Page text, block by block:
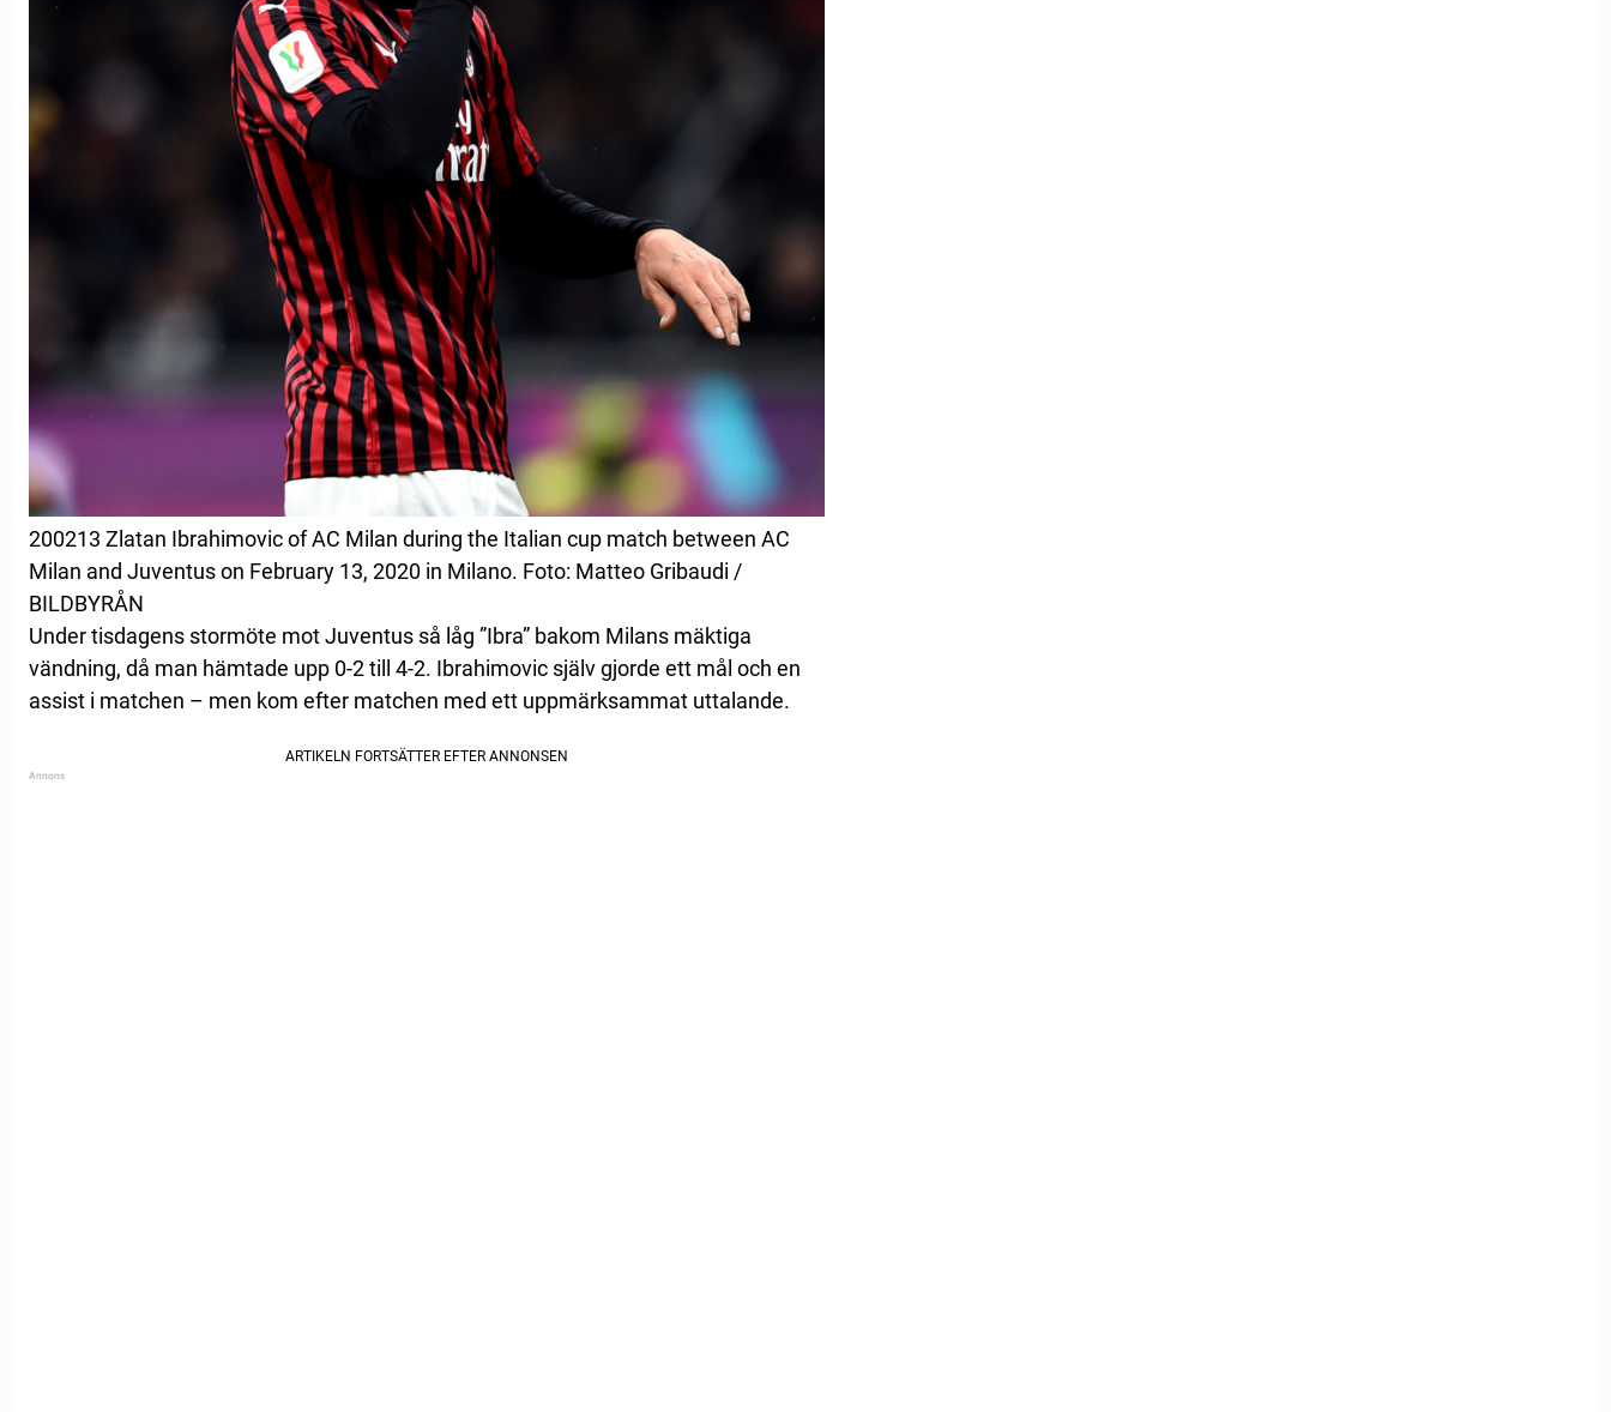
200213 Zlatan Ibrahimovic of AC Milan during the Italian cup match between AC
Milan and Juventus on February 13, 2020 in Milano. Foto: Matteo Gribaudi /
BILDBYRÅN
Under tisdagens stormöte mot Juventus så låg ”Ibra” bakom Milans mäktiga
vändning, då man hämtade upp 0-2 till 4-2. Ibrahimovic själv gjorde ett mål och en
assist i matchen – men kom efter matchen med ett uppmärksammat uttalande.